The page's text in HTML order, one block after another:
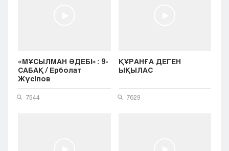
«МҰСЫЛМАН ӘДЕБІ»: 9-
САБАҚ / Ерболат
Жүсіпов
7544
ҚҰРАНҒА ДЕГЕН
ЫҚЫЛАС
7629